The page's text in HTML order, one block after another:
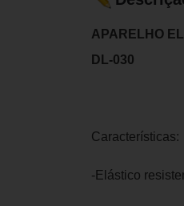
APARELHO
DL-030
Características:
-Elástico